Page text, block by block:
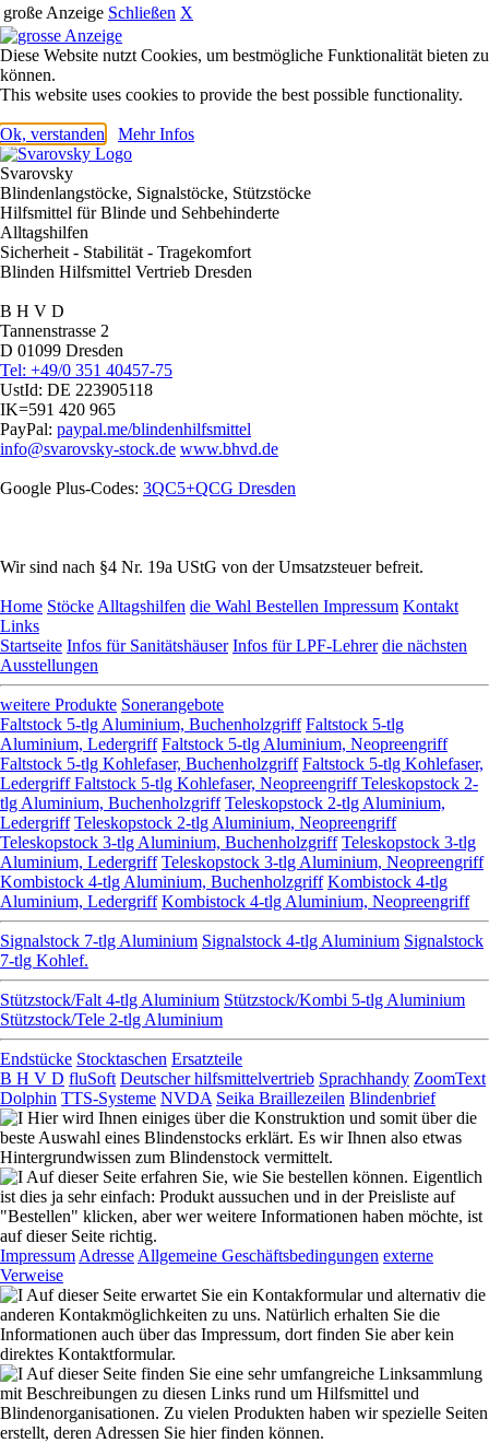
große Anzeige Schließen X
Diese Website nutzt Cookies, um bestmögliche Funktionalität bieten zu
können.
This website uses cookies to provide the best possible functionality.
Ok, verstanden Mehr Infos
Svarovsky
Blindenlangstöcke, Signalstöcke, Stützstöcke
Hilfsmittel für Blinde und Sehbehinderte
Alltagshilfen
Sicherheit - Stabilität - Tragekomfort
Blinden Hilfsmittel Vertrieb Dresden
B H V D
Tannenstrasse 2
D 01099 Dresden
Tel: +49/0 351 40457-75
UstId: DE 223905118
IK=591 420 965
PayPal: paypal.me/blindenhilfsmittel
info@svarovsky-stock.de www.bhvd.de
Google Plus-Codes: 3QC5+QCG Dresden
Wir sind nach §4 Nr. 19a UStG von der Umsatzsteuer befreit.
Home Stöcke Alltagshilfen die Wahl Bestellen Impressum Kontakt
Links
Startseite Infos für Sanitätshäuser Infos für LPF-Lehrer die nächsten
Ausstellungen
weitere Produkte Sonerangebote
Faltstock 5-tlg Aluminium, Buchenholzgriff Faltstock 5-tlg
Aluminium, Ledergriff Faltstock 5-tlg Aluminium, Neopreengriff
Faltstock 5-tlg Kohlefaser, Buchenholzgriff Faltstock 5-tlg Kohlefaser,
LedergriffFaltstock 5-tlg Kohlefaser, NeopreengriffTeleskopstock 2-
tlg Aluminium, Buchenholzgriff Teleskopstock 2-tlg Aluminium,
Ledergriff Teleskopstock 2-tlg Aluminium, Neopreengriff
Teleskopstock 3-tlg Aluminium, Buchenholzgriff Teleskopstock 3-tlg
Aluminium, Ledergriff Teleskopstock 3-tlg Aluminium, Neopreengriff
Kombistock 4-tlg Aluminium, Buchenholzgriff Kombistock 4-tlg
Aluminium, Ledergriff Kombistock 4-tlg Aluminium, Neopreengriff
Signalstock 7-tlg Aluminium Signalstock 4-tlg Aluminium Signalstock
7-tlg Kohlef.
Stützstock/Falt 4-tlg Aluminium Stützstock/Kombi 5-tlg Aluminium
Stützstock/Tele 2-tlg Aluminium
Endstücke Stocktaschen Ersatzteile
B H V D fluSoft Deutscher hilfsmittelvertrieb Sprachhandy ZoomText
Dolphin TTS-Systeme NVDA Seika Braillezeilen Blindenbrief
Hier wird Ihnen einiges über die Konstruktion und somit über die
beste Auswahl eines Blindenstocks erklärt. Es wir Ihnen also etwas
Hintergrundwissen zum Blindenstock vermittelt.
Auf dieser Seite erfahren Sie, wie Sie bestellen können. Eigentlich
ist dies ja sehr einfach: Produkt aussuchen und in der Preisliste auf
"Bestellen" klicken, aber wer weitere Informationen haben möchte, ist
auf dieser Seite richtig.
Impressum Adresse Allgemeine Geschäftsbedingungen externe
Verweise
Auf dieser Seite erwartet Sie ein Kontakformular und alternativ die
anderen Kontakmöglichkeiten zu uns. Natürlich erhalten Sie die
Informationen auch über das Impressum, dort finden Sie aber kein
direktes Kontaktformular.
Auf dieser Seite finden Sie eine sehr umfangreiche Linksammlung
mit Beschreibungen zu diesen Links rund um Hilfsmittel und
Blindenorganisationen. Zu vielen Produkten haben wir spezielle Seiten
erstellt, deren Adressen Sie hier finden können.